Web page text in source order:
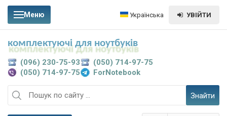
Меню Українська УВІЙТИ
Знайти
(096) 230-75-93
(050) 714-97-75
(050) 714-97-75
ForNotebook
комплектуючі для ноутбуків